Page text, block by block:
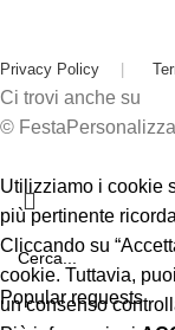
Privacy Policy |
Ci trovi anche su
©
Popular requests
Utilizziamo i cookie
più pertinente
Cliccando su
cookie. Tuttavia,
un consenso